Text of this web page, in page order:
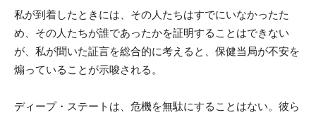
私が到着したときには、その人たちはすでにいなかったた
め、その人たちが誰であったかを証明することはできない
が、私が聞いた証言を総合的に考えると、保健当局が不安を
煽っていることが示唆される。
ディープ・ステートは、危機を無駄にすることはない。彼ら